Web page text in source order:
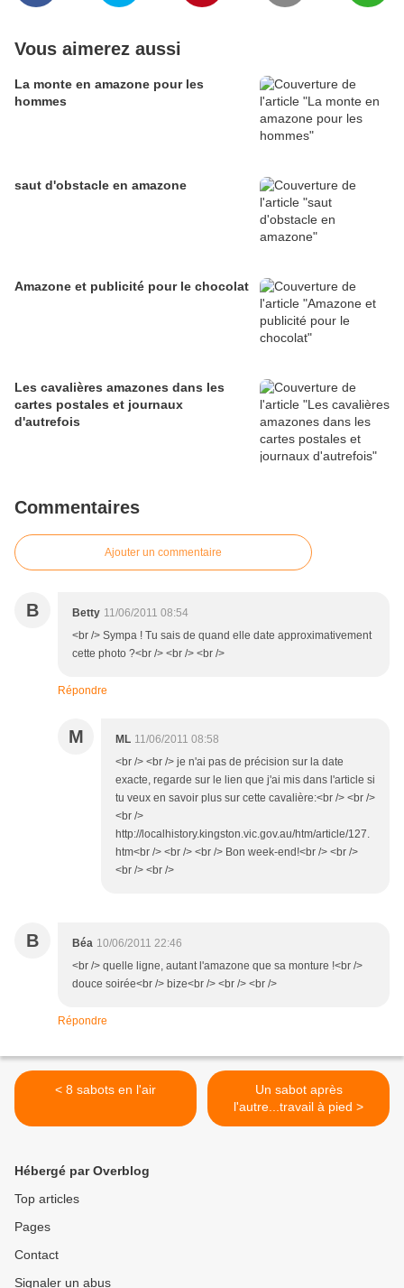
Vous aimerez aussi
La monte en amazone pour les
hommes
saut d'obstacle en amazone
Amazone et publicité pour le chocolat
Les cavalières amazones dans les
cartes postales et journaux
d'autrefois
Commentaires
Ajouter un commentaire
B Betty 11/06/2011 08:54
<br /> Sympa ! Tu sais de quand elle date approximativement
cette photo ?<br /> <br /> <br />
Répondre
M ML 11/06/2011 08:58
<br /> <br /> je n'ai pas de précision sur la date
exacte, regarde sur le lien que j'ai mis dans l'article si
tu veux en savoir plus sur cette cavalière:<br /> <br />
<br />
http://localhistory.kingston.vic.gov.au/htm/article/127.
htm<br /> <br /> <br /> Bon week-end!<br /> <br />
<br /> <br />
B Béa 10/06/2011 22:46
<br /> quelle ligne, autant l'amazone que sa monture !<br />
douce soirée<br /> bize<br /> <br /> <br />
Répondre
< 8 sabots en l'air
Un sabot après
l'autre...travail à pied >
Hébergé par Overblog
Top articles
Pages
Contact
Signaler un abus